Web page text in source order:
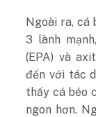
Ngoài ra, cá
3 lành
(EPA) và
đến với tác
thấy cá béo
ngon hơn.